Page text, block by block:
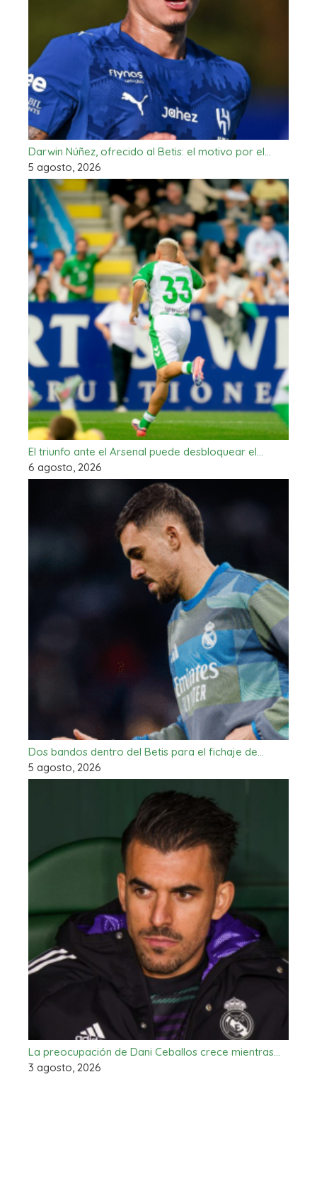
Darwin Núñez, ofrecido al Betis: el motivo por el…
5 agosto, 2026
El triunfo ante el Arsenal puede desbloquear el…
6 agosto, 2026
Dos bandos dentro del Betis para el fichaje de…
5 agosto, 2026
La preocupación de Dani Ceballos crece mientras…
3 agosto, 2026